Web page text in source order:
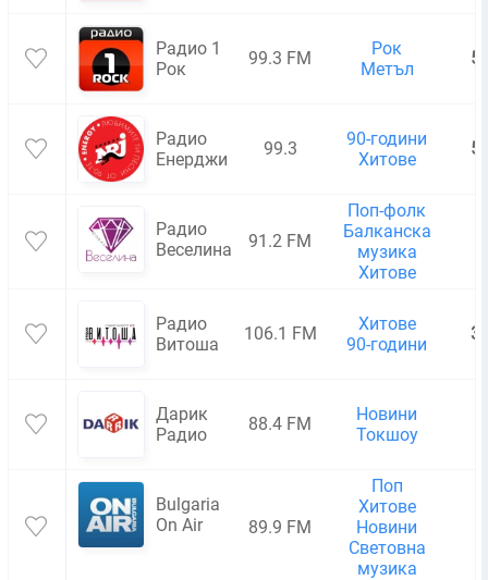
Радио 1
Рок
99.3 FM
Рок
Метъл
Радио
Енерджи
99.3
90-години
Хитове
Радио
Веселина
91.2 FM
Поп-фолк
Балканска
музика
Хитове
Радио
Витоша
106.1 FM
Хитове
90-години
Дарик
Радио
88.4 FM
Новини
Токшоу
Bulgaria
On Air
89.9 FM
Поп
Хитове
Новини
Световна
музика